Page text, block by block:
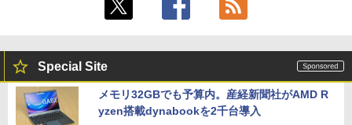
Special Site
メモリ32GBでも予算内。産経新聞社がAMD R
yzen搭載dynabookを2千台導入